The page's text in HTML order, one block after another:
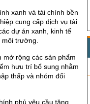
xanh và tài chính bền
cung cấp dịch vụ tài
dự án xanh, kinh tế
trường.
mở rộng các sản phẩm
hưu trí bổ sung nhằm
thấp và nhóm đối
phủ yêu cầu tăng